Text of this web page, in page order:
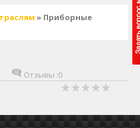
» Приборные
Отзывы :0